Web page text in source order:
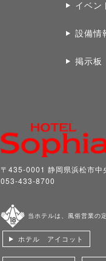
イベン
設備情
掲示板
〒435-0001 静岡県浜松市中
053-433-8700
当ホテルは、風俗営業の
ホテル アイコット